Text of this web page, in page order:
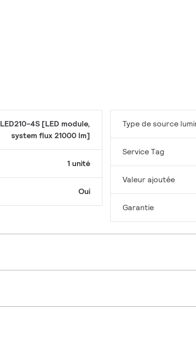
LED210-4S [LED module,
system flux 21000 lm]
1 unité
Oui
Type de source
Service Tag
Valeur ajoutée
Garantie